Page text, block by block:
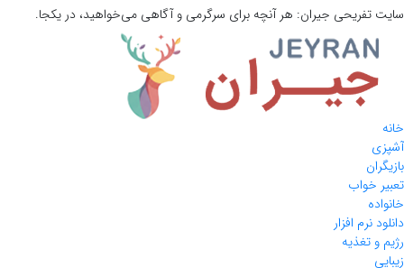
سایت تفریحی جیران: هر آنچه برای سرگرمی و آگاهی می‌خواهید، در یکجا.
خانه
آشپزی
بازیگران
تعبیر خواب
خانواده
دانلود نرم افزار
رژیم و تغذیه
زیبایی